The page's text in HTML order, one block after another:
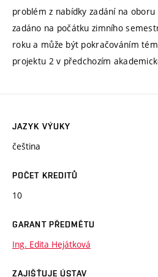
problém z nabídky zadání na oboru
zadáno na počátku zimního
roku a může být pokračováním
projektu 2 v předchozím
JAZYK VÝUKY
čeština
POČET KREDITŮ
10
GARANT PŘEDMĚTU
Ing. Edita Hejátková
ZAJIŠŤUJE ÚSTAV